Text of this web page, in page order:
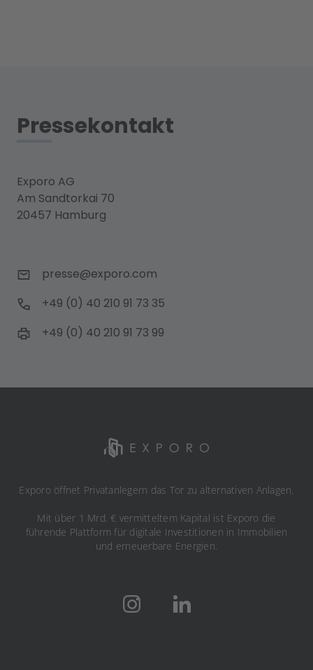
Pressekontakt
Exporo AG
Am Sandtorkai 70
20457 Hamburg
presse@exporo.com
+49 (0) 40 210 91 73 35
+49 (0) 40 210 91 73 99
Exporo öffnet Privatanlegern das Tor zu alternativen Anlagen.
Mit über 1 Mrd. € vermitteltem Kapital ist Exporo die
führende Plattform für digitale Investitionen in Immobilien
und erneuerbare Energien.